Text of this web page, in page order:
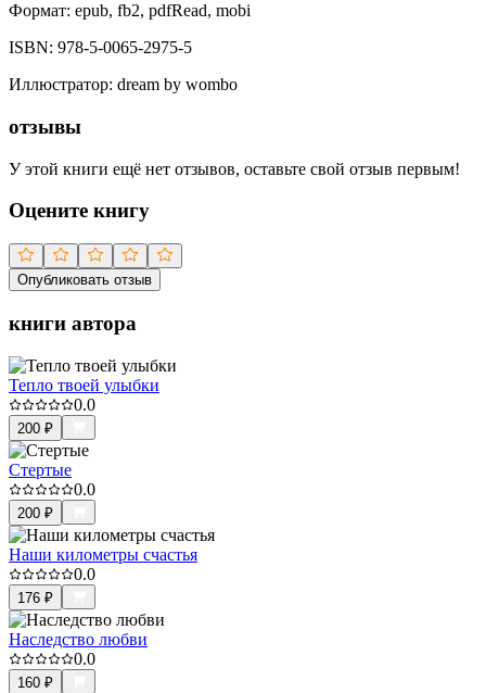
Формат: epub, fb2, pdfRead, mobi
ISBN: 978-5-0065-2975-5
Иллюстратор: dream by wombo
отзывы
У этой книги ещё нет отзывов, оставьте свой отзыв первым!
Оцените книгу
Опубликовать отзыв
книги автора
Тепло твоей улыбки
0.0
200 ₽
Стертые
0.0
200 ₽
Наши километры счастья
0.0
176 ₽
Наследство любви
0.0
160 ₽